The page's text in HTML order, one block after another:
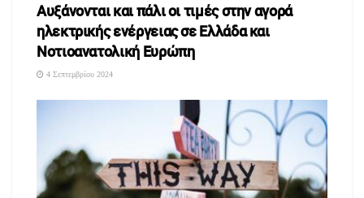
Αυξάνονται και πάλι οι τιμές στην αγορά
ηλεκτρικής ενέργειας σε Ελλάδα και
Νοτιοανατολική Ευρώπη
4 Σεπτεμβρίου 2024